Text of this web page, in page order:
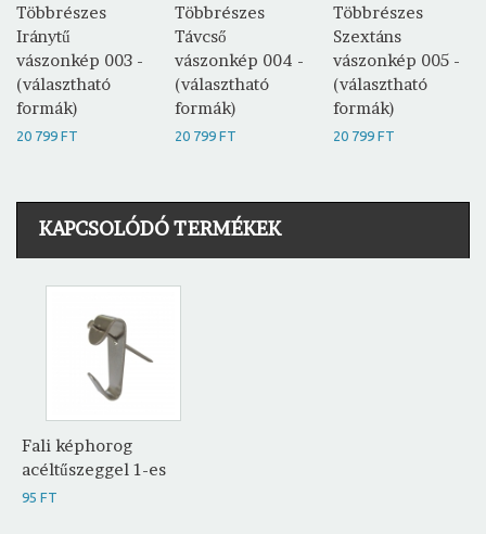
Többrészes
Iránytű
vászonkép 003 -
(választható
formák)
20 799 FT
Többrészes
Távcső
vászonkép 004 -
(választható
formák)
20 799 FT
Többrészes
Szextáns
vászonkép 005 -
(választható
formák)
20 799 FT
KAPCSOLÓDÓ TERMÉKEK
Fali képhorog
acéltűszeggel 1-es
95 FT